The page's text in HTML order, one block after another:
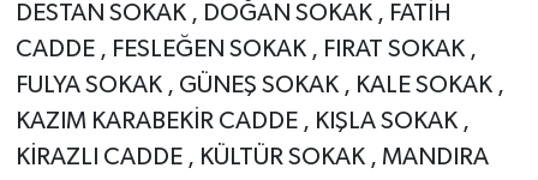
DESTAN SOKAK , DOĞAN SOKAK , FATİH
CADDE , FESLEĞEN SOKAK , FIRAT SOKAK ,
FULYA SOKAK , GÜNEŞ SOKAK , KALE SOKAK ,
KAZIM KARABEKİR CADDE , KIŞLA SOKAK ,
KİRAZLI CADDE , KÜLTÜR SOKAK , MANDIRA